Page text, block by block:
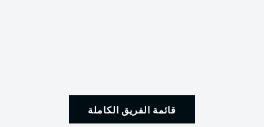
قائمة الفريق الكاملة